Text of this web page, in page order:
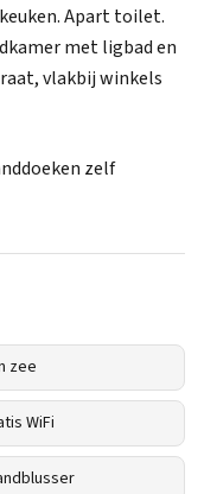
Apart toilet.
met ligbad en
vlakbij winkels
zelf
zee
WiFi